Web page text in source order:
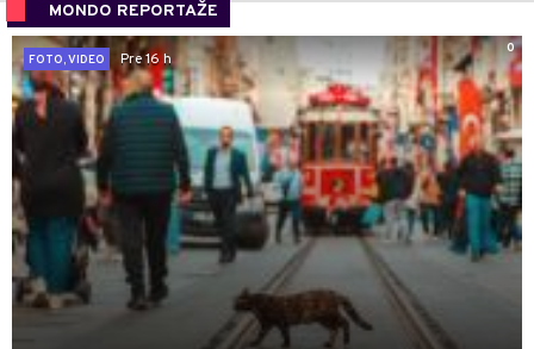
MONDO REPORTAŽE
0
FOTO, VIDEO
Pre 16 h